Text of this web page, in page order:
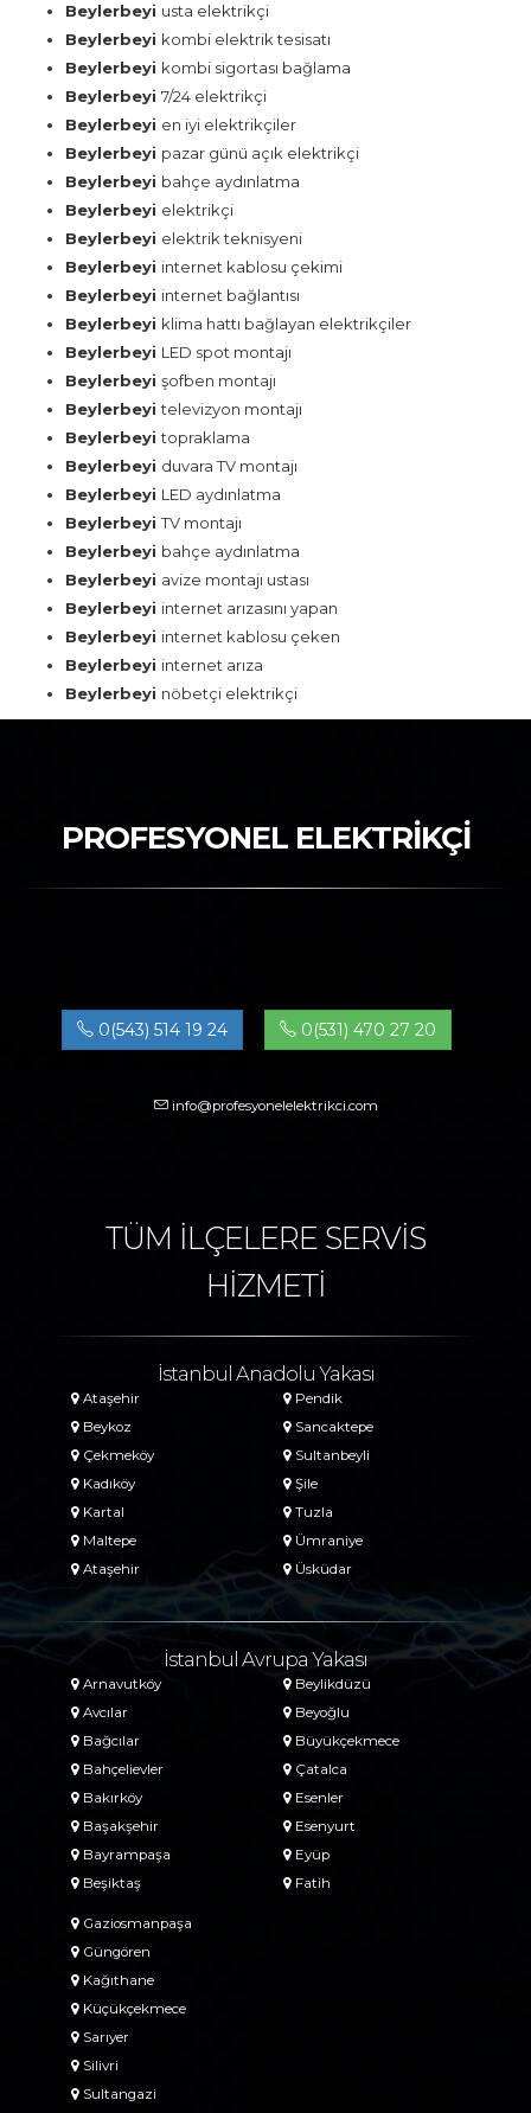
Beylerbeyi usta elektrikçi
Beylerbeyi kombi elektrik tesisatı
Beylerbeyi kombi sigortası bağlama
Beylerbeyi 7/24 elektrikçi
Beylerbeyi en iyi elektrikçiler
Beylerbeyi pazar günü açık elektrikçi
Beylerbeyi bahçe aydınlatma
Beylerbeyi elektrikçi
Beylerbeyi elektrik teknisyeni
Beylerbeyi internet kablosu çekimi
Beylerbeyi internet bağlantısı
Beylerbeyi klima hattı bağlayan elektrikçiler
Beylerbeyi LED spot montajı
Beylerbeyi şofben montajı
Beylerbeyitelevizyon montajı
Beylerbeyitopraklama
Beylerbeyi duvara TV montajı
Beylerbeyi LED aydınlatma
BeylerbeyiTV montajı
Beylerbeyi bahçe aydınlatma
Beylerbeyi avize montajı ustası
Beylerbeyi internet arızasını yapan
Beylerbeyi internet kablosu çeken
Beylerbeyi internet arıza
Beylerbeyi nöbetçi elektrikçi
PROFESYONEL ELEKTRİKÇİ
0(543) 514 19 24 0(531) 470 27 20
info@profesyonelelektrikci.com
TÜM İLÇELERE SERVİS
HİZMETİ
İstanbul Anadolu Yakası
Ataşehir
Beykoz
Çekmeköy
Kadıköy
Kartal
Maltepe
Ataşehir
Pendik
Sancaktepe
Sultanbeyli
Şile
Tuzla
Ümraniye
Üsküdar
İstanbul Avrupa Yakası
Arnavutköy
Avcılar
Bağcılar
Bahçelievler
Bakırköy
Başakşehir
Bayrampaşa
Beşiktaş
Beylikdüzü
Beyoğlu
Büyükçekmece
Çatalca
Esenler
Esenyurt
Eyüp
Fatih
Gaziosmanpaşa
Güngören
Kağıthane
Küçükçekmece
Sarıyer
Silivri
Sultangazi